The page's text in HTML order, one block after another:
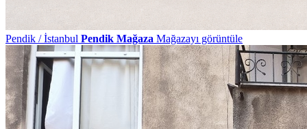
Pendik / İstanbul Pendik Mağaza Mağazayı görüntüle